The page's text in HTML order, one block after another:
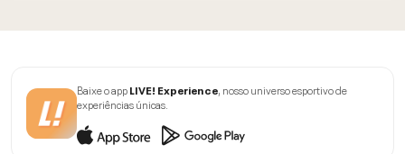
Baixe o appLIVE! Experience, nosso universo esportivo de
experiências únicas.